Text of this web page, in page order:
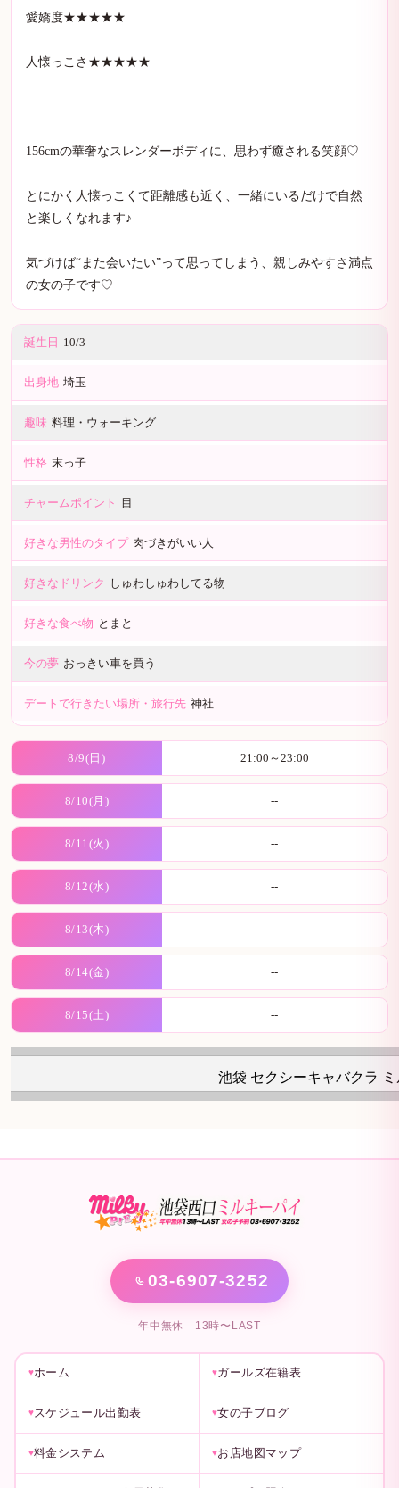
愛嬌度★★★★★
人懐っこさ★★★★★
156cmの華奢なスレンダーボディに、思わず癒される笑顔♡
とにかく人懐っこくて距離感も近く、一緒にいるだけで自然
と楽しくなれます♪
気づけば“また会いたい”って思ってしまう、親しみやすさ満点
の女の子です♡
誕生日 10/3
出身地 埼玉
趣味 料理・ウォーキング
性格 末っ子
チャームポイント 目
好きな男性のタイプ 肉づきがいい人
好きなドリンク しゅわしゅわしてる物
好きな食べ物 とまと
今の夢 おっきい車を買う
デートで行きたい場所・旅行先 神社
8/9(日) 21:00～23:00
8/10(月) --
8/11(火) --
8/12(水) --
8/13(木) --
8/14(金) --
8/15(土) --
池袋 セクシーキャバクラ ミ
03-6907-3252
年中無休 13時〜LAST
ホーム ガールズ在籍表
スケジュール出勤表 女の子ブログ
料金システム お店地図マップ